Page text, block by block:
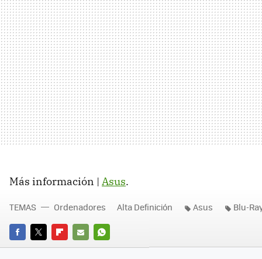
Más información | Asus.
FACEBOOK
TWITTERFLIPBOARD
E-
WHATSAPP
TEMAS Ordenadores Alta Definición Asus Blu-